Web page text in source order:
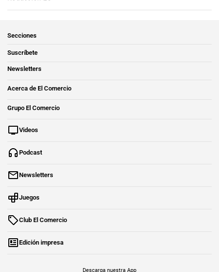
Secciones
Suscríbete
Newsletters
Acerca de El Comercio
Grupo El Comercio
Videos
Podcast
Newsletters
Juegos
Club El Comercio
Edición impresa
Descarga nuestra App